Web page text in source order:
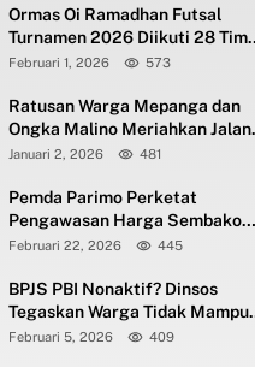
Ormas Oi Ramadhan Futsal
Turnamen 2026 Diikuti 28 Tim
se-Parimo
Februari 1, 2026 573
Ratusan Warga Mepanga dan
Ongka Malino Meriahkan Jalan
Santai Kerukunan HAB ke-80
Januari 2, 2026 481
Pemda Parimo Perketat
Pengawasan Harga Sembako
dan Gas Elpiji 3 Kg
Februari 22, 2026 445
BPJS PBI Nonaktif? Dinsos
Tegaskan Warga Tidak Mampu
Tetap Terlayani
Februari 5, 2026 409